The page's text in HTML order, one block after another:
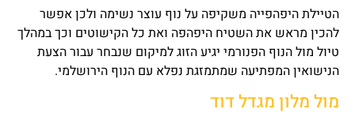
הטיילת היפהפייה משקיפה על נוף עוצר נשימה ולכן אפשר
להכין מראש את השטיח היפהפה ואת כל הקישוטים וכך במהלך
טיול מול הנוף הפנורמי יגיע הזוג למיקום שנבחר עבור הצעת
הנישואין המפתיעה שמתמזגת נפלא עם הנוף הירושלמי.
מול מלון מגדל דוד